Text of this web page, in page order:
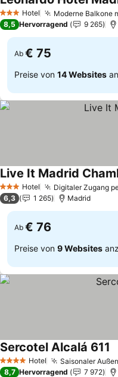
3 SterneHotel Moderne Balkone
8,5 Hervorragend 9 265
Ab € 75
Preise von 14 Websites
3 SterneHotel Digitaler Zugang
Live It Madrid
6,3 1 265 Madrid
Ab € 76
Preise von 9 Websites
4 Sterne Hotel Saisonaler
Sercotel Alcalá 611
8,7 Hervorragend 7 972